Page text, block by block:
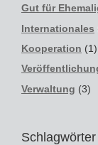
Gut für
Internationales
Kooperation (1)
Verwaltung (3)
Schlagwörter